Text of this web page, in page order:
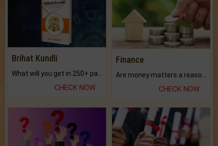
Brihat Kundli
CHECK NOW
Finance
CHECK NOW